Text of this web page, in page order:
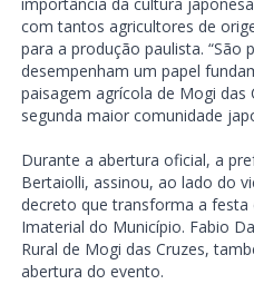
importância da cultura
com tantos agricultores de
para a produção paulista. “São
desempenham um papel
paisagem agrícola de Mogi das
segunda maior comunidade
Durante a abertura oficial, a
Bertaiolli, assinou, ao lado do
decreto que transforma a
Imaterial do Município. Fabio
Rural de Mogi das Cruzes,
abertura do evento.